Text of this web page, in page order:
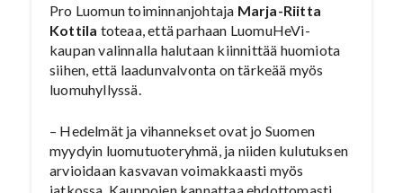
Pro Luomun toiminnanjohtaja Marja-Riitta
Kottila toteaa, että parhaan LuomuHeVi-
kaupan valinnalla halutaan kiinnittää huomiota
siihen, että laadunvalvonta on tärkeää myös
luomuhyllyssä.
– Hedelmät ja vihannekset ovat jo Suomen
myydyin luomutuoteryhmä, ja niiden kulutuksen
arvioidaan kasvavan voimakkaasti myös